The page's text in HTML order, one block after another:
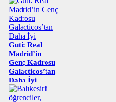
Guti: Real
Madrid’in
Genç Kadrosu
Galacticos’tan
Daha İyi